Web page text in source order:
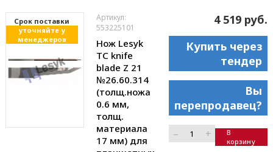
Cрок поставки
уточняйте у
менеджеров
Артикул:
553225101
Нож Lesyk
TC knife
blade Z 21
№26.60.314
(толщ.ножа
0.6 мм,
толщ.
материала
17 мм) для
4 519 руб.
Купить через
тендер
Вы
перепродавец?
– +
В
корзину